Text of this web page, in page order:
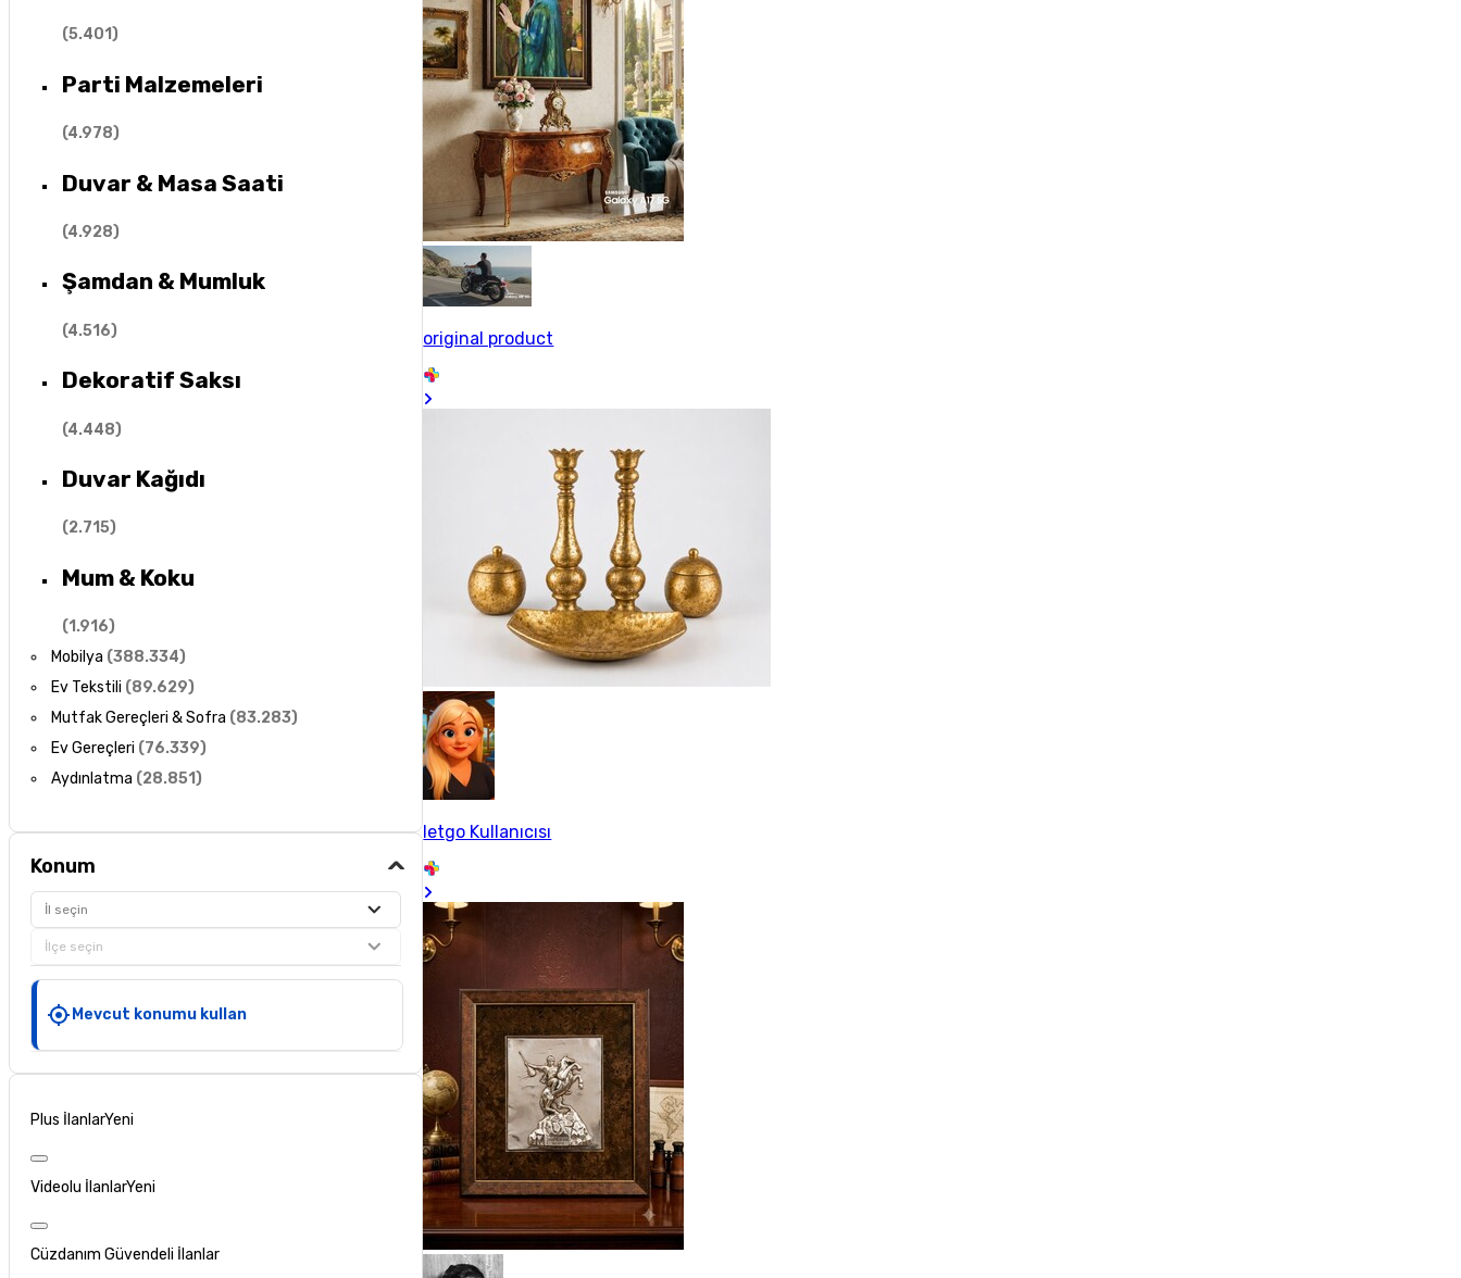
(5.401)
Parti Malzemeleri
(4.978)
Duvar & Masa Saati
(4.928)
Şamdan & Mumluk
(4.516)
Dekoratif Saksı
(4.448)
Duvar Kağıdı
(2.715)
Mum & Koku
(1.916)
Mobilya (388.334)
Ev Tekstili (89.629)
Mutfak Gereçleri & Sofra (83.283)
Ev Gereçleri (76.339)
Aydınlatma (28.851)
Konum
İl seçin
İlçe seçin
Mevcut konumu kullan
Plus İlanlarYeni
Videolu İlanlarYeni
Cüzdanım Güvendeli İlanlar
original product
letgo Kullanıcısı